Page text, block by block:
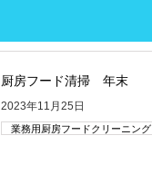
厨房フード清掃 年末
2023年11月25日
業務用厨房フードクリーニング